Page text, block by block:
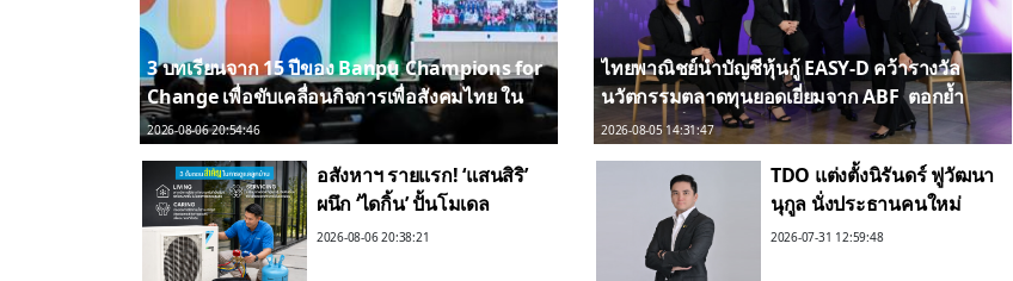
3 บทเรียนจาก 15 ปีของ Banpu Champions for
Change เพื่อขับเคลื่อนกิจการเพื่อสังคมไทย ใน
งาน Sustrends 2027
2026-08-06 20:54:46
อสังหาฯ รายแรก! ‘แสนสิริ’
ผนึก ‘ไดกิ้น’ ปั้นโมเดล
‘Sustainable Cooliving
2026-08-06 20:38:21
ไทยพาณิชย์นำบัญชีหุ้นกู้ EASY-D คว้ารางวัล
นวัตกรรมตลาดทุนยอดเยี่ยมจาก ABF ตอกย้ำ
ความสำเร็จในการพลิกโฉมการลงทุนหุ้นกู้ผ่าน
แพลตฟอร์มดิจิทัล
2026-08-05 14:31:47
TDO แต่งตั้งนิรันดร์ ฟูวัฒนา
นุกูล นั่งประธานคนใหม่
สานต่อนโยบายผลักดัน
2026-07-31 12:59:48